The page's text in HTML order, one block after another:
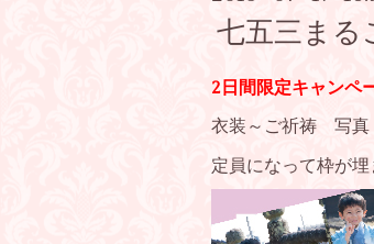
七五三まる
2日間限定キャン
衣装～ご祈祷 写真
定員になって枠が